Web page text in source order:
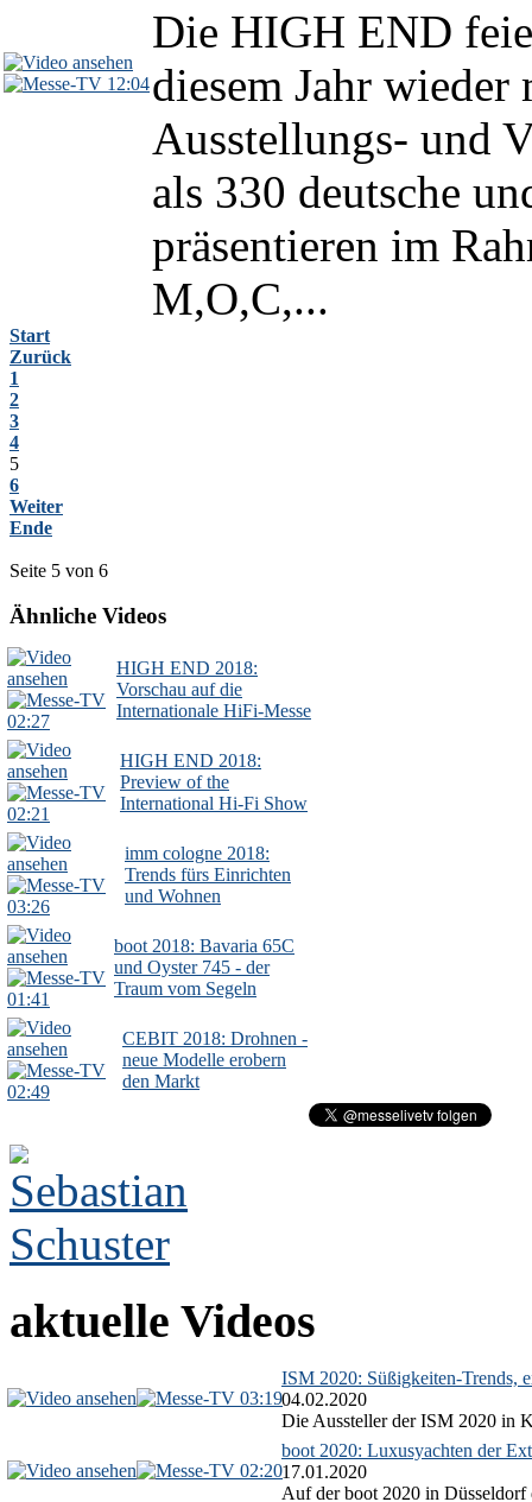
12:04
Die HIGH END
diesem Jahr wieder
Ausstellungs- und
als 330 deutsche
präsentieren im
M,O,C,...
Start
Zurück
1
2
3
4
5
6
Weiter
Ende
Seite 5 von 6
Ähnliche Videos
02:27
HIGH END 2018:
Vorschau auf die
Internationale HiFi-Messe
02:21
HIGH END 2018:
Preview of the
International Hi-Fi Show
03:26
imm cologne 2018:
Trends fürs Einrichten
und Wohnen
01:41
boot 2018: Bavaria 65C
und Oyster 745 - der
Traum vom Segeln
02:49
CEBIT 2018: Drohnen -
neue Modelle erobern
den Markt
aktuelle Videos
03:19
ISM 2020: Süßigkeiten-Trends,
04.02.2020
Die Aussteller der ISM 2020 in
02:20
boot 2020: Luxusyachten der
17.01.2020
Auf der boot 2020 in Düsseldorf